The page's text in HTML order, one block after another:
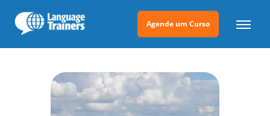
Agende um Curso